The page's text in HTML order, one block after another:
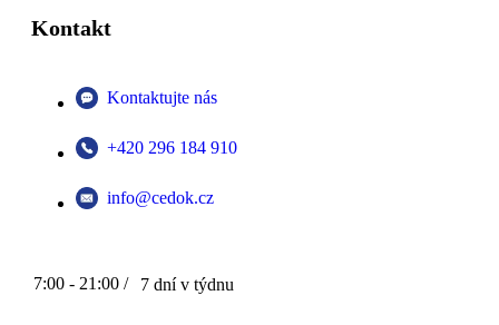
Kontakt
Kontaktujte nás
+420 296 184 910
info@cedok.cz
7:00 - 21:00 / 7 dní v týdnu